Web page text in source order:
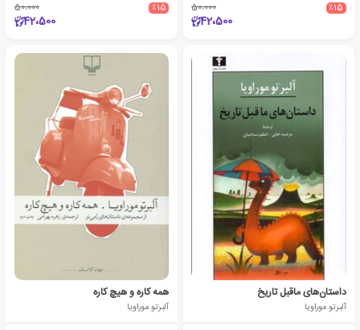
٪15 50،000
42،500
٪15 50،000
42،500
داستان‌های ماقبل تاریخ
آلبرتو موراویا
همه کاره و هیچ کاره
آلبرتو موراویا